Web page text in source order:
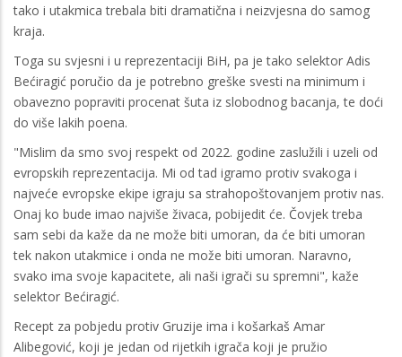
tako i utakmica trebala biti dramatična i neizvjesna do samog
kraja.
Toga su svjesni i u reprezentaciji BiH, pa je tako selektor Adis
Bećiragić poručio da je potrebno greške svesti na minimum i
obavezno popraviti procenat šuta iz slobodnog bacanja, te doći
do više lakih poena.
"Mislim da smo svoj respekt od 2022. godine zaslužili i uzeli od
evropskih reprezentacija. Mi od tad igramo protiv svakoga i
najveće evropske ekipe igraju sa strahopoštovanjem protiv nas.
Onaj ko bude imao najviše živaca, pobijedit će. Čovjek treba
sam sebi da kaže da ne može biti umoran, da će biti umoran
tek nakon utakmice i onda ne može biti umoran. Naravno,
svako ima svoje kapacitete, ali naši igrači su spremni", kaže
selektor Bećiragić.
Recept za pobjedu protiv Gruzije ima i košarkaš Amar
Alibegović, koji je jedan od rijetkih igrača koji je pružio